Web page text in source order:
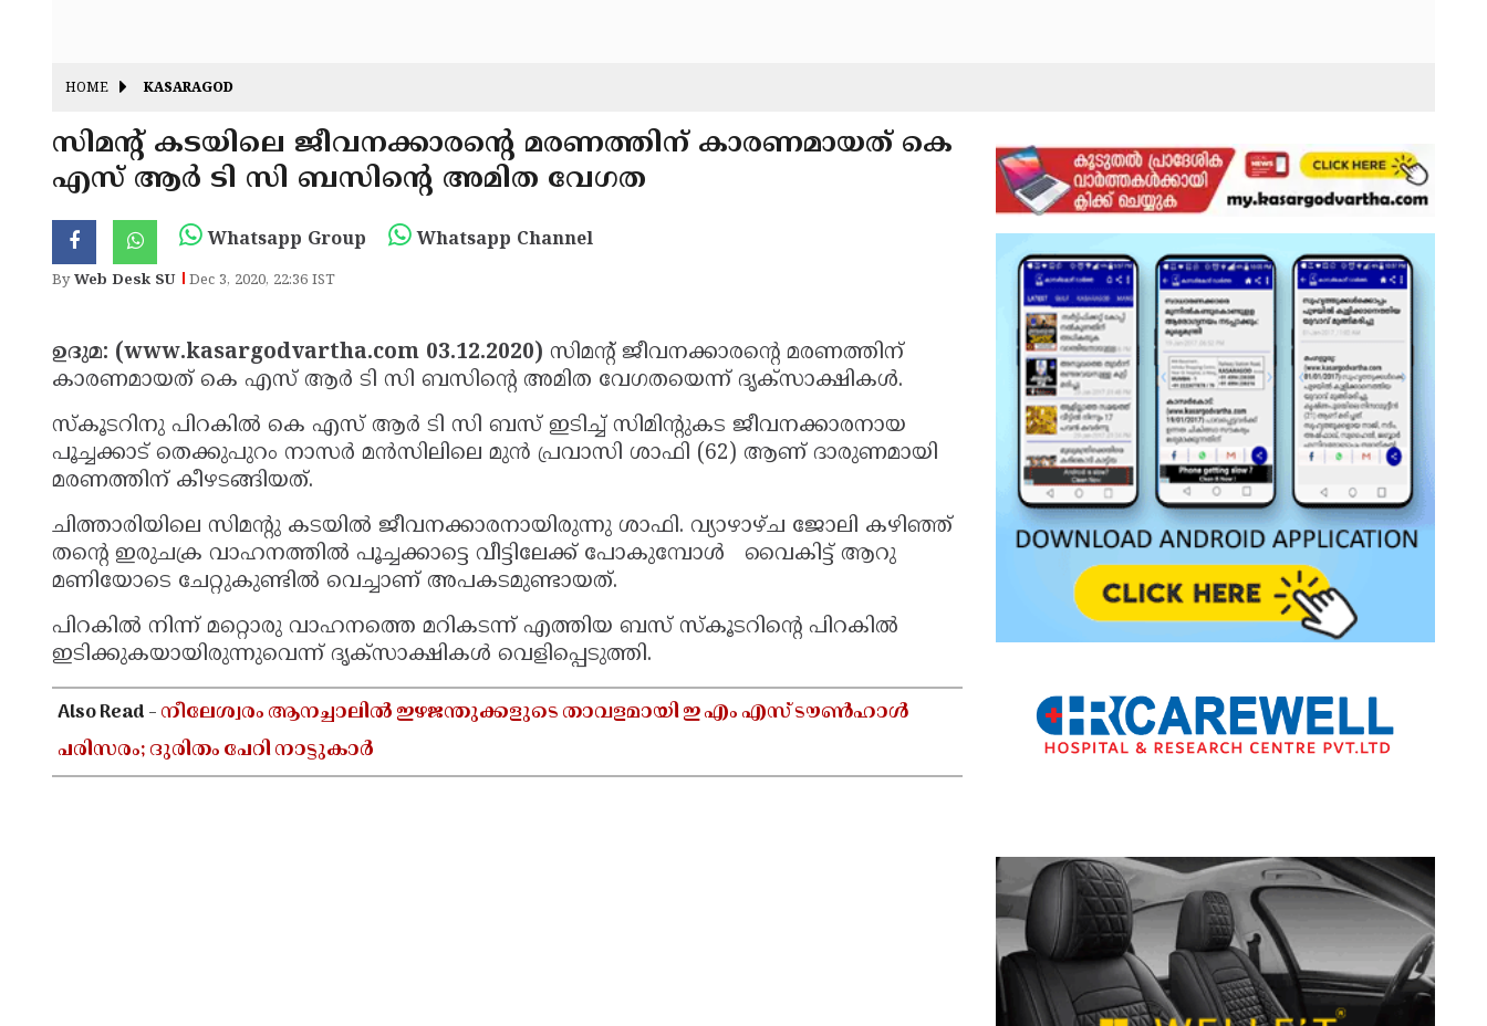
HOME KASARAGOD
സിമന്റ് കടയിലെ ജീവനക്കാരന്റെ മരണത്തിന് കാരണമായത് കെ
എസ് ആര്‍ ടി സി ബസിന്റെ അമിത വേഗത
Whatsapp Group Whatsapp Channel
ByWeb Desk SU Dec 3, 2020, 22:36 IST
ഉദുമ: (www.kasargodvartha.com 03.12.2020) സിമന്റ് ജീവനക്കാരന്റെ മരണത്തിന്
കാരണമായത് കെ എസ് ആര്‍ ടി സി ബസിന്റെ അമിത വേഗതയെന്ന് ദൃക്‌സാക്ഷികള്‍.
സ്‌കൂടറിനു പിറകില്‍ കെ എസ് ആര്‍ ടി സി ബസ് ഇടിച്ച് സിമിന്റുകട ജീവനക്കാരനായ
പൂച്ചക്കാട് തെക്കുപുറം നാസര്‍ മന്‍സിലിലെ മുന്‍ പ്രവാസി ശാഫി (62) ആണ് ദാരുണമായി
മരണത്തിന് കീഴടങ്ങിയത്.
ചിത്താരിയിലെ സിമന്റു കടയില്‍ ജീവനക്കാരനായിരുന്നു ശാഫി. വ്യാഴാഴ്ച ജോലി കഴിഞ്ഞ്
തന്റെ ഇരുചക്ര വാഹനത്തില്‍ പൂച്ചക്കാട്ടെ വീട്ടിലേക്ക് പോകുമ്പോള്‍ വൈകിട്ട് ആറു
മണിയോടെ ചേറ്റുകുണ്ടില്‍ വെച്ചാണ് അപകടമുണ്ടായത്.
പിറകില്‍ നിന്ന് മറ്റൊരു വാഹനത്തെ മറികടന്ന് എത്തിയ ബസ് സ്‌കൂടറിന്റെ പിറകില്‍
ഇടിക്കുകയായിരുന്നുവെന്ന് ദൃക്‌സാക്ഷികള്‍ വെളിപ്പെടുത്തി.
Also Read -നീലേശ്വരം ആനച്ചാലിൽ ഇഴജന്തുക്കളുടെ താവളമായി ഇ എം എസ് ടൗൺഹാൾ
പരിസരം; ദുരിതം പേറി നാട്ടുകാർ